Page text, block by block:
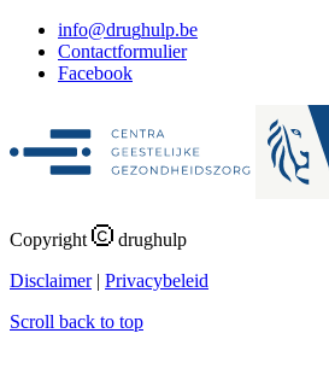
info@drughulp.be
Contactformulier
Facebook
Copyright
drughulp
Disclaimer| Privacybeleid
Scroll back to top